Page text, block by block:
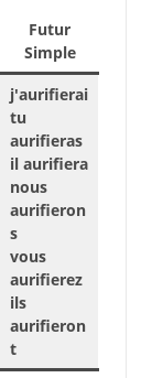
Futur
Simple
j'aurifierai
tu
aurifieras
il aurifiera
nous
aurifieron
s
vous
aurifierez
ils
aurifieron
t